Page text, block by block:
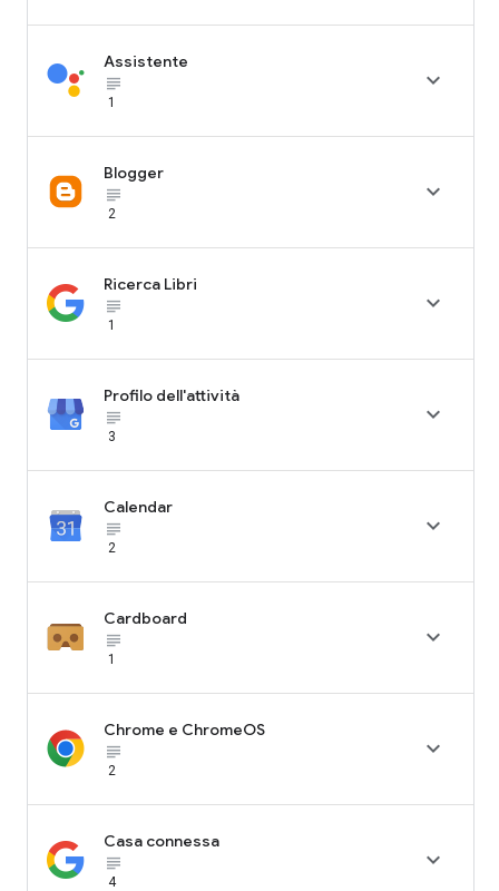
Assistente
subject_black
1

Blogger
subject_black
2

Ricerca Libri
subject_black
1

Profilo dell'attività
subject_black
3

Calendar
subject_black
2

Cardboard
subject_black
1

Chrome e ChromeOS
subject_black
2

Casa connessa
subject_black
4
